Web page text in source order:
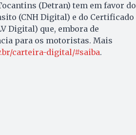
(Detran) tem em favor do
(CNH Digital) e do Certificado
Digital) que, embora de
para os motoristas. Mais
carteira-digital/#saiba.